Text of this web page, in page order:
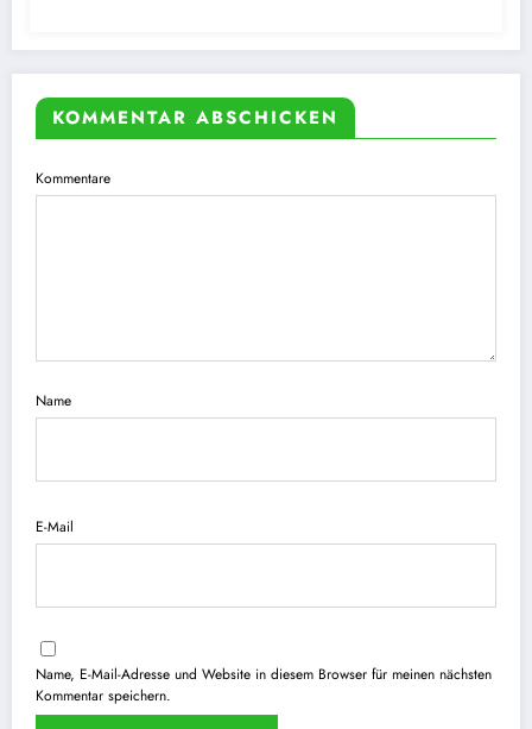
KOMMENTAR ABSCHICKEN
Kommentare
Name
E-Mail
Name, E-Mail-Adresse und Website in diesem Browser für meinen nächsten
Kommentar speichern.